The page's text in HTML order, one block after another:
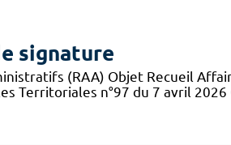
signature
(RAA) Objet Recueil
Territoriales n°97 du 7 avril